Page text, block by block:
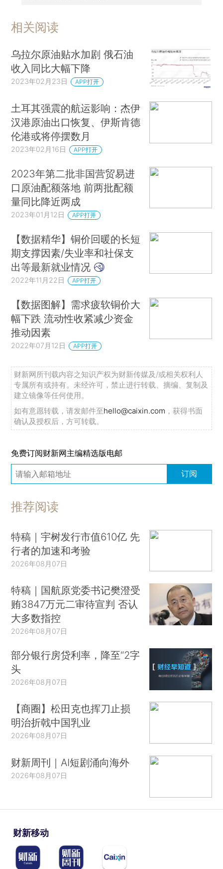
相关阅读
乌拉尔原油贴水加剧 俄石油
收入同比大幅下降
2023年02月23日 APP打开
土耳其强震的航运影响：杰伊
汉港原油出口恢复、伊斯肯德
伦港或将停摆数月
2023年02月16日 APP打开
2023年第二批非国营贸易进
口原油配额落地 前两批配额
量同比降近两成
2023年01月12日 APP打开
【数据精华】铜价回暖的长短
期支撑因素/失业率和社保支
出等最新就业情况
2022年11月22日 APP打开
【数据图解】需求疲软铜价大
幅下跌 流动性收紧减少资金
推动因素
2022年07月12日 APP打开
财新网所刊载内容之知识产权为财新传媒及/或相关权利人
专属所有或持有。未经许可，禁止进行转载、摘编、复制及
建立镜像等任何使用。
如有意愿转载，请发邮件至hello@caixin.com ，获得书面
确认及授权后，方可转载。
免费订阅财新网主编精选版电邮
订阅
推荐阅读
特稿｜宇树发行市值610亿 先
行者的加速和考验
2026年08月07日
特稿｜国航原党委书记樊澄受
贿3847万元二审待宣判 否认
大多数指控
2026年08月07日
部分银行房贷利率，降至“2字
头
2026年08月07日
【商圈】松田克也挥刀止损
明治折戟中国乳业
2026年08月07日
财新周刊｜AI短剧涌向海外
2026年08月07日
财新移动